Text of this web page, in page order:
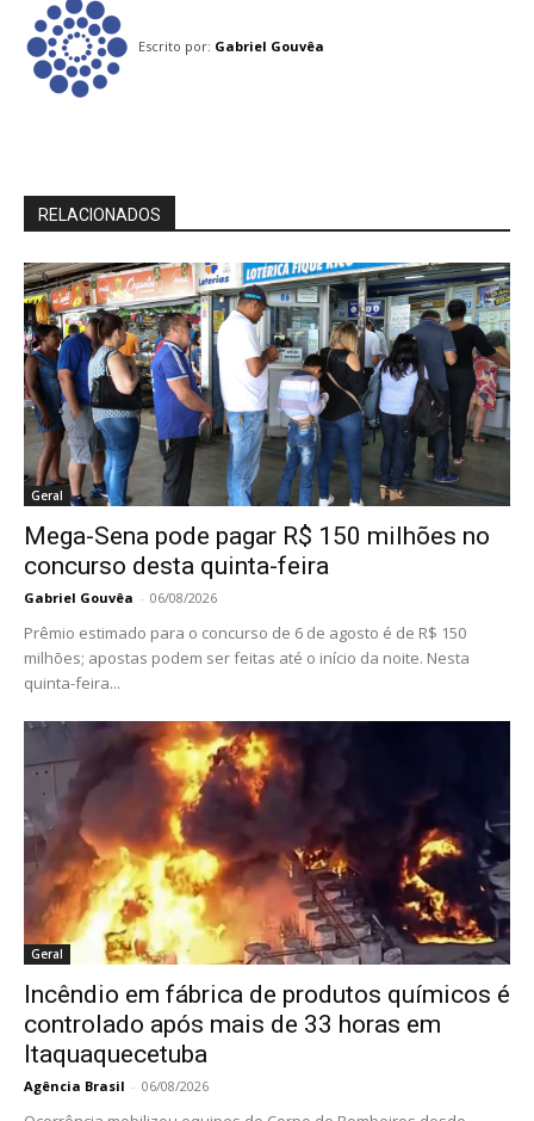
Escrito por: Gabriel Gouvêa
RELACIONADOS
Geral
Mega-Sena pode pagar R$ 150 milhões no
concurso desta quinta-feira
Gabriel Gouvêa - 06/08/2026
Prêmio estimado para o concurso de 6 de agosto é de R$ 150
milhões; apostas podem ser feitas até o início da noite. Nesta
quinta-feira...
Geral
Incêndio em fábrica de produtos químicos é
controlado após mais de 33 horas em
Itaquaquecetuba
Agência Brasil - 06/08/2026